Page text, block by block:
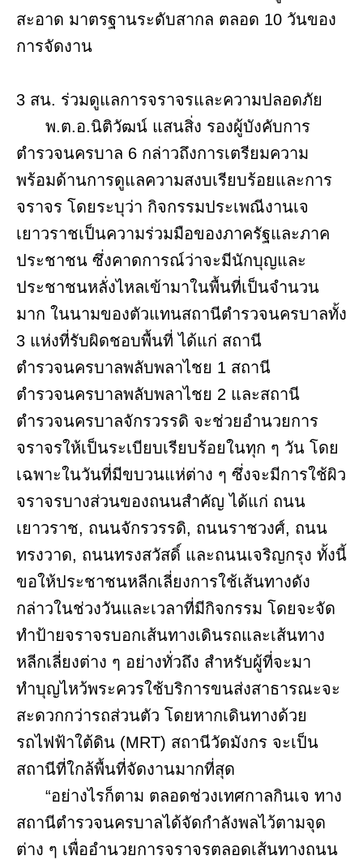
สะอาด มาตรฐานระดับสากล ตลอด 10 วันของ
การจัดงาน
3 สน. ร่วมดูแลการจราจรและความปลอดภัย
พ.ต.อ.นิติวัฒน์ แสนสิ่ง รองผู้บังคับการ
ตำรวจนครบาล 6 กล่าวถึงการเตรียมความ
พร้อมด้านการดูแลความสงบเรียบร้อยและการ
จราจร โดยระบุว่า กิจกรรมประเพณีงานเจ
เยาวราชเป็นความร่วมมือของภาครัฐและภาค
ประชาชน ซึ่งคาดการณ์ว่าจะมีนักบุญและ
ประชาชนหลั่งไหลเข้ามาในพื้นที่เป็นจำนวน
มาก ในนามของตัวแทนสถานีตำรวจนครบาลทั้ง
3 แห่งที่รับผิดชอบพื้นที่ ได้แก่ สถานี
ตำรวจนครบาลพลับพลาไชย 1 สถานี
ตำรวจนครบาลพลับพลาไชย 2 และสถานี
ตำรวจนครบาลจักรวรรดิ จะช่วยอำนวยการ
จราจรให้เป็นระเบียบเรียบร้อยในทุก ๆ วัน โดย
เฉพาะในวันที่มีขบวนแห่ต่าง ๆ ซึ่งจะมีการใช้ผิว
จราจรบางส่วนของถนนสำคัญ ได้แก่ ถนน
เยาวราช, ถนนจักรวรรดิ, ถนนราชวงศ์, ถนน
ทรงวาด, ถนนทรงสวัสดิ์ และถนนเจริญกรุง ทั้งนี้
ขอให้ประชาชนหลีกเลี่ยงการใช้เส้นทางดัง
กล่าวในช่วงวันและเวลาที่มีกิจกรรม โดยจะจัด
ทำป้ายจราจรบอกเส้นทางเดินรถและเส้นทาง
หลีกเลี่ยงต่าง ๆ อย่างทั่วถึง สำหรับผู้ที่จะมา
ทำบุญไหว้พระควรใช้บริการขนส่งสาธารณะจะ
สะดวกกว่ารถส่วนตัว โดยหากเดินทางด้วย
รถไฟฟ้าใต้ดิน (MRT) สถานีวัดมังกร จะเป็น
สถานีที่ใกล้พื้นที่จัดงานมากที่สุด
“อย่างไรก็ตาม ตลอดช่วงเทศกาลกินเจ ทาง
สถานีตำรวจนครบาลได้จัดกำลังพลไว้ตามจุด
ต่าง ๆ เพื่ออำนวยการจราจรตลอดเส้นทางถนน